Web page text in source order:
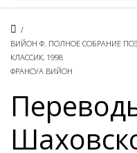
/
ВИЙОН Ф. ПОЛНОЕ СОБРАНИЕ
КЛАССИК, 1998
ФРАНСУА ВИЙОН